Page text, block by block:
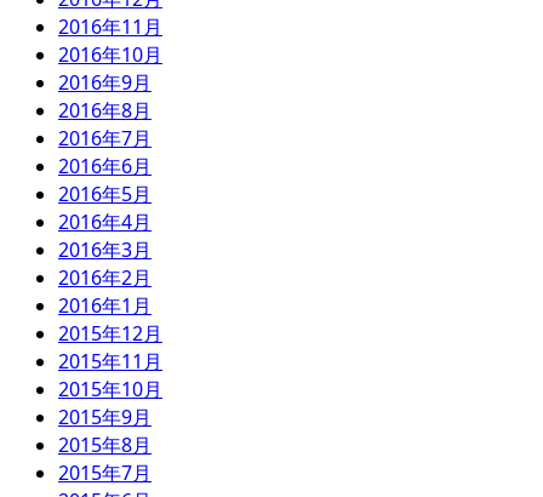
2016年11月
2016年10月
2016年9月
2016年8月
2016年7月
2016年6月
2016年5月
2016年4月
2016年3月
2016年2月
2016年1月
2015年12月
2015年11月
2015年10月
2015年9月
2015年8月
2015年7月